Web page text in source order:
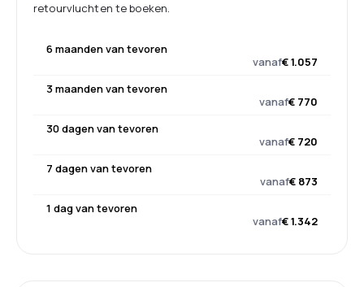
retourvluchten te boeken.
6 maanden van tevoren
vanaf€ 1.057
3 maanden van tevoren
vanaf€ 770
30 dagen van tevoren
vanaf€ 720
7 dagen van tevoren
vanaf€ 873
1 dag van tevoren
vanaf€ 1.342